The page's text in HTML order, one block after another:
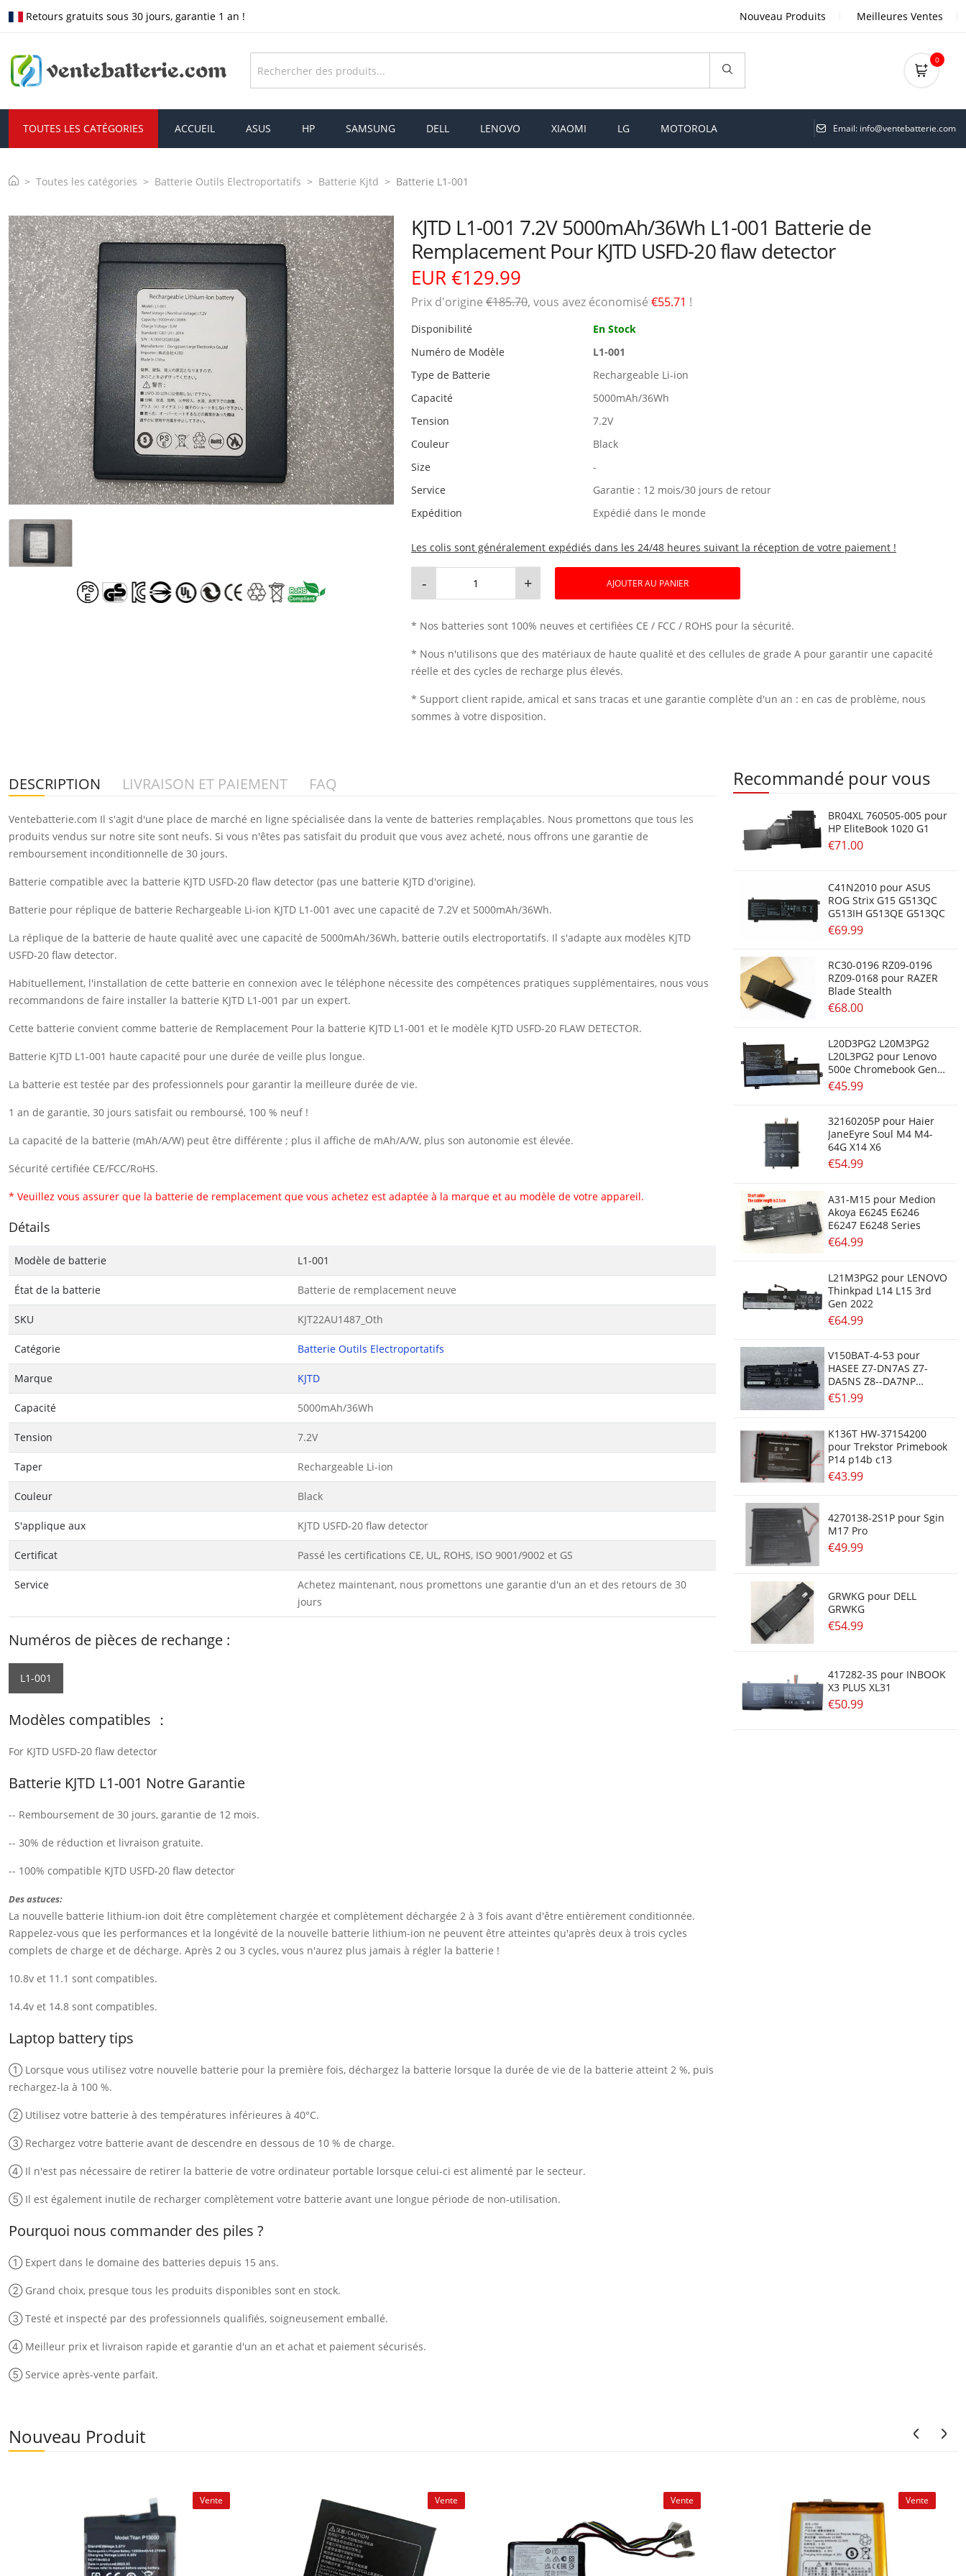
Retours gratuits sous 30 jours, garantie 1 an ! Nouveau Produits Meilleures Ventes
0
TOUTES LES CATÉGORIES ACCUEIL ASUS HP SAMSUNG DELL LENOVO XIAOMI LG MOTOROLA Email: info@ventebatterie.com
Toutes les catégories Batterie Outils Electroportatifs Batterie Kjtd Batterie L1-001
KJTD L1-001 7.2V 5000mAh/36Wh L1-001 Batterie de
Remplacement Pour KJTD USFD-20 flaw detector
EUR €129.99
Prix ​​d'origine €185.70, vous avez économisé €55.71 !
Disponibilité
En Stock
Numéro de Modèle
L1-001
Type de Batterie
Rechargeable Li-ion
Capacité
5000mAh/36Wh
Tension
7.2V
Couleur
Black
Size
-
Service
Garantie : 12 mois/30 jours de retour
Expédition
Expédié dans le monde
Les colis sont généralement expédiés dans les 24/48 heures suivant la réception de votre paiement !
- + AJOUTER AU PANIER
* Nos batteries sont 100% neuves et certifiées CE / FCC / ROHS pour la sécurité.
* Nous n'utilisons que des matériaux de haute qualité et des cellules de grade A pour garantir une capacité
réelle et des cycles de recharge plus élevés.
* Support client rapide, amical et sans tracas et une garantie complète d'un an : en cas de problème, nous
sommes à votre disposition.
DESCRIPTION LIVRAISON ET PAIEMENT FAQ
Ventebatterie.com Il s'agit d'une place de marché en ligne spécialisée dans la vente de batteries remplaçables. Nous promettons que tous les
produits vendus sur notre site sont neufs. Si vous n'êtes pas satisfait du produit que vous avez acheté, nous offrons une garantie de
remboursement inconditionnelle de 30 jours.
Batterie compatible avec la batterie KJTD USFD-20 flaw detector (pas une batterie KJTD d'origine).
Batterie pour réplique de batterie Rechargeable Li-ion KJTD L1-001 avec une capacité de 7.2V et 5000mAh/36Wh.
La réplique de la batterie de haute qualité avec une capacité de 5000mAh/36Wh, batterie outils electroportatifs. Il s'adapte aux modèles KJTD
USFD-20 flaw detector.
Habituellement, l'installation de cette batterie en connexion avec le téléphone nécessite des compétences pratiques supplémentaires, nous vous
recommandons de faire installer la batterie KJTD L1-001 par un expert.
Cette batterie convient comme batterie de Remplacement Pour la batterie KJTD L1-001 et le modèle KJTD USFD-20 FLAW DETECTOR.
Batterie KJTD L1-001 haute capacité pour une durée de veille plus longue.
La batterie est testée par des professionnels pour garantir la meilleure durée de vie.
1 an de garantie, 30 jours satisfait ou remboursé, 100 % neuf !
La capacité de la batterie (mAh/A/W) peut être différente ; plus il affiche de mAh/A/W, plus son autonomie est élevée.
Sécurité certifiée CE/FCC/RoHS.
* Veuillez vous assurer que la batterie de remplacement que vous achetez est adaptée à la marque et au modèle de votre appareil.
Détails
Modèle de batterie L1-001
État de la batterie Batterie de remplacement neuve
SKU KJT22AU1487_Oth
Catégorie Batterie Outils Electroportatifs
Marque KJTD
Capacité 5000mAh/36Wh
Tension 7.2V
Taper Rechargeable Li-ion
Couleur Black
S'applique aux KJTD USFD-20 flaw detector
Certificat Passé les certifications CE, UL, ROHS, ISO 9001/9002 et GS
Service
Achetez maintenant, nous promettons une garantie d'un an et des retours de 30
jours
Numéros de pièces de rechange :
L1-001
Modèles compatibles ：
For KJTD USFD-20 flaw detector
Batterie KJTD L1-001 Notre Garantie
-- Remboursement de 30 jours, garantie de 12 mois.
-- 30% de réduction et livraison gratuite.
-- 100% compatible KJTD USFD-20 flaw detector
Des astuces:
La nouvelle batterie lithium-ion doit être complètement chargée et complètement déchargée 2 à 3 fois avant d'être entièrement conditionnée.
Rappelez-vous que les performances et la longévité de la nouvelle batterie lithium-ion ne peuvent être atteintes qu'après deux à trois cycles
complets de charge et de décharge. Après 2 ou 3 cycles, vous n'aurez plus jamais à régler la batterie !
10.8v et 11.1 sont compatibles.
14.4v et 14.8 sont compatibles.
Laptop battery tips
① Lorsque vous utilisez votre nouvelle batterie pour la première fois, déchargez la batterie lorsque la durée de vie de la batterie atteint 2 %, puis
rechargez-la à 100 %.
② Utilisez votre batterie à des températures inférieures à 40°C.
③ Rechargez votre batterie avant de descendre en dessous de 10 % de charge.
④ Il n'est pas nécessaire de retirer la batterie de votre ordinateur portable lorsque celui-ci est alimenté par le secteur.
⑤ Il est également inutile de recharger complètement votre batterie avant une longue période de non-utilisation.
Pourquoi nous commander des piles ?
① Expert dans le domaine des batteries depuis 15 ans.
② Grand choix, presque tous les produits disponibles sont en stock.
③ Testé et inspecté par des professionnels qualifiés, soigneusement emballé.
④ Meilleur prix et livraison rapide et garantie d'un an et achat et paiement sécurisés.
⑤ Service après-vente parfait.
Recommandé pour vous
BR04XL 760505-005 pour
HP EliteBook 1020 G1
€71.00
C41N2010 pour ASUS
ROG Strix G15 G513QC
G513IH G513QE G513QC
€69.99
RC30-0196 RZ09-0196
RZ09-0168 pour RAZER
Blade Stealth
€68.00
L20D3PG2 L20M3PG2
L20L3PG2 pour Lenovo
500e Chromebook Gen3,
Lenovo IdeaPad Flex 3
Chromebook-11IJL6,
Chromebook-11M836
€45.99
32160205P pour Haier
JaneEyre Soul M4 M4-
64G X14 X6
€54.99
A31-M15 pour Medion
Akoya E6245 E6246
E6247 E6248 Series
€64.99
L21M3PG2 pour LENOVO
Thinkpad L14 L15 3rd
Gen 2022
€64.99
V150BAT-4-53 pour
HASEE Z7-DN7AS Z7-
DA5NS Z8--DA7NP
DA5NP CV15S02
€51.99
K136T HW-37154200
pour Trekstor Primebook
P14 p14b c13
€43.99
4270138-2S1P pour Sgin
M17 Pro
€49.99
GRWKG pour DELL
GRWKG
€54.99
417282-3S pour INBOOK
X3 PLUS XL31
€50.99
Nouveau Produit
Vente Vente Vente Vente